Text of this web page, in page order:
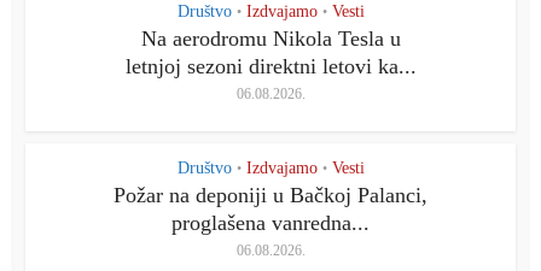
Društvo • Izdvajamo • Vesti
Na aerodromu Nikola Tesla u
letnjoj sezoni direktni letovi ka...
06.08.2026.
Društvo • Izdvajamo • Vesti
Požar na deponiji u Bačkoj Palanci,
proglašena vanredna...
06.08.2026.